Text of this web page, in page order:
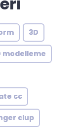
3D
modelleme
cc
clup